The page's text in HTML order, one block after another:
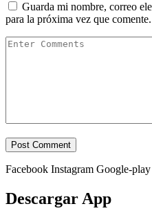
Guarda mi nombre, correo
para la próxima vez que comente.
Facebook Instagram Google-play
Descargar App